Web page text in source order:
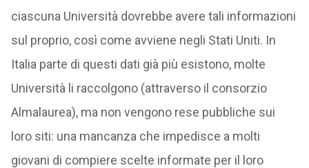
ciascuna Università dovrebbe avere tali informazioni
sul proprio, così come avviene negli Stati Uniti. In
Italia parte di questi dati già più esistono, molte
Università li raccolgono (attraverso il consorzio
Almalaurea), ma non vengono rese pubbliche sui
loro siti: una mancanza che impedisce a molti
giovani di compiere scelte informate per il loro